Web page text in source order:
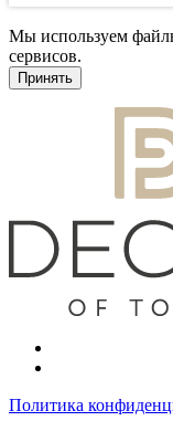
Мы используем
сервисов.
Принять
Политика